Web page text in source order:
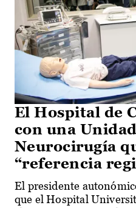
El Hospital de
con una
Neurocirugía
“referencia
El presidente
que el Hospital